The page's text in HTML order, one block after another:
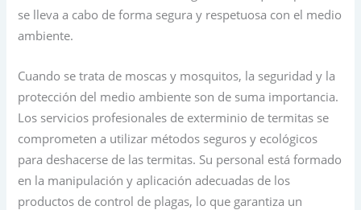
se lleva a cabo de forma segura y respetuosa con el medio
ambiente.
Cuando se trata de moscas y mosquitos, la seguridad y la
protección del medio ambiente son de suma importancia.
Los servicios profesionales de exterminio de termitas se
comprometen a utilizar métodos seguros y ecológicos
para deshacerse de las termitas. Su personal está formado
en la manipulación y aplicación adecuadas de los
productos de control de plagas, lo que garantiza un